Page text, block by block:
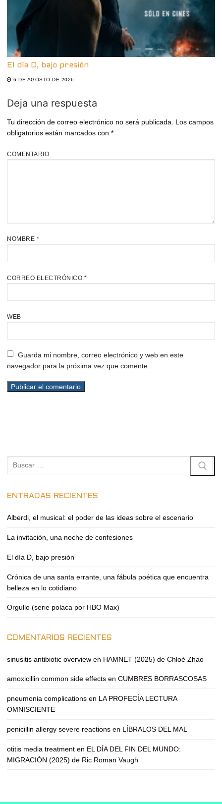
El día D, bajo presión
6 DE AGOSTO DE 2026
Deja una respuesta
Tu dirección de correo electrónico no será publicada.
Los campos
obligatorios están marcados con *
COMENTARIO
NOMBRE *
CORREO ELECTRÓNICO *
WEB
Guarda mi nombre, correo electrónico y web en este
navegador para la próxima vez que comente.
Buscar:
ENTRADAS RECIENTES
Alberdi, el musical: el poder de las ideas sobre el escenario
La invitación, una noche de confesiones
El día D, bajo presión
Crónica de una santa errante, una fábula poética que encuentra
belleza en lo cotidiano
Orgullo (serie polaca por HBO Max)
COMENTARIOS RECIENTES
sinusitis antibiotic overview en HAMNET (2025) de Chloé Zhao
amoxicillin common side effects en CUMBRES BORRASCOSAS
pneumonia complications en LA PROFECÍA LECTURA
OMNISCIENTE
penicillin allergy severe reactions en LÍBRALOS DEL MAL
otitis media treatment en EL DÍA DEL FIN DEL MUNDO:
MIGRACIÓN (2025) de Ric Roman Vaugh